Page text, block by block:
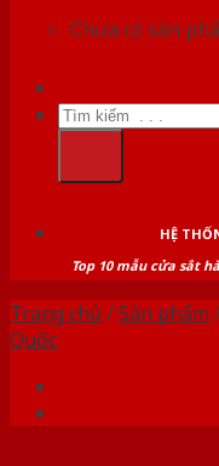
Chưa có sản
Tìm
kiếm:
HỆ
Top 10 mẫu cửa sắt
Trang chủ /Sản phẩm
Quốc